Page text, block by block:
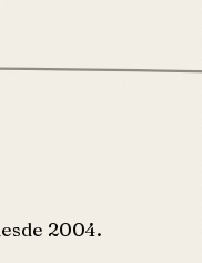
2004.